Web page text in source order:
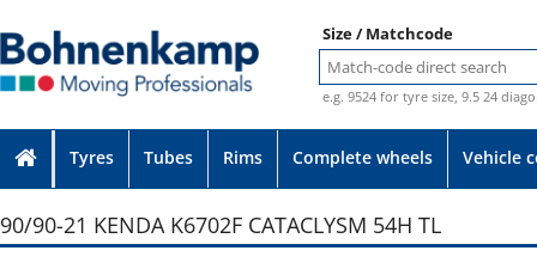
Size / Matchcode
e.g. 9524 for tyre size, 9.5 24
Tyres Tubes Rims Complete wheels Vehicle
90/90-21 KENDA K6702F CATACLYSM 54H TL